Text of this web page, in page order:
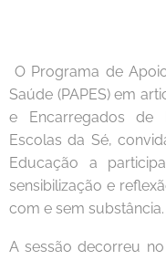
O Programa de
Saúde (PAPES) em
e Encarregados de
Escolas da Sé,
Educação a
sensibilização e
com e sem substância.
A sessão decorreu